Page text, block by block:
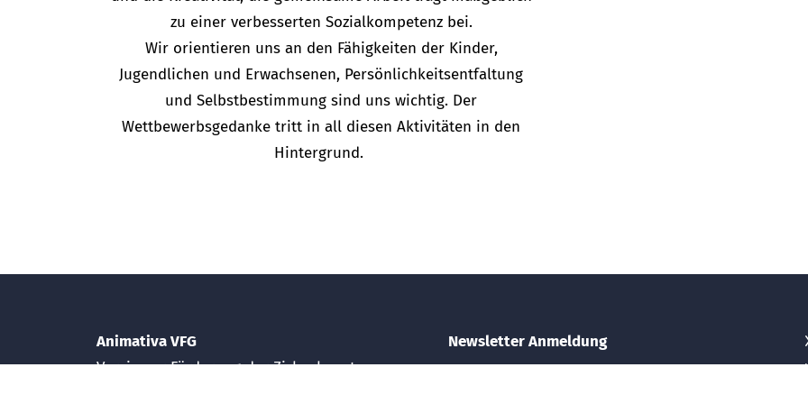
zu einer verbesserten Sozialkompetenz bei.
Wir orientieren uns an den Fähigkeiten der Kinder,
Jugendlichen und Erwachsenen, Persönlichkeitsentfaltung
und Selbstbestimmung sind uns wichtig. Der
Wettbewerbsgedanke tritt in all diesen Aktivitäten in den
Hintergrund.
Animativa VFG
Verein zur Förderung der Zirkuskunst
Newsletter Anmeldung